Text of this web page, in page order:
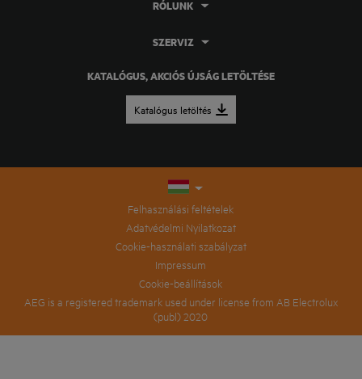
KATALÓGUS, AKCIÓS ÚJSÁG LETÖLTÉSE
Katalógus letöltés
RÓLUNK
SZERVIZ
Felhasználási feltételek
Adatvédelmi Nyilatkozat
Cookie-használati szabályzat
Impressum
Cookie-beállítások
AEG is a registered trademark used under license from AB Electrolux
(publ) 2020